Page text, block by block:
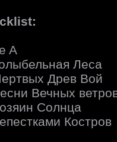
A
Леса
Древ Вой
Вечных
Солнца
Костров